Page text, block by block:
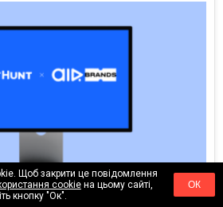
Щоб закрити це повідомлення
cookieна цьому сайті,
кнопку "Ок".
ОК